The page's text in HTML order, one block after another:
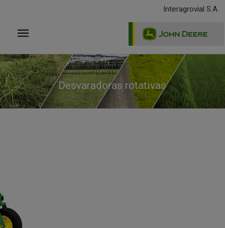
principal
Interagrovial S.A.
Desvaradoras rotativas